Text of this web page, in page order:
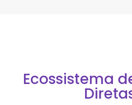
Ecossistema